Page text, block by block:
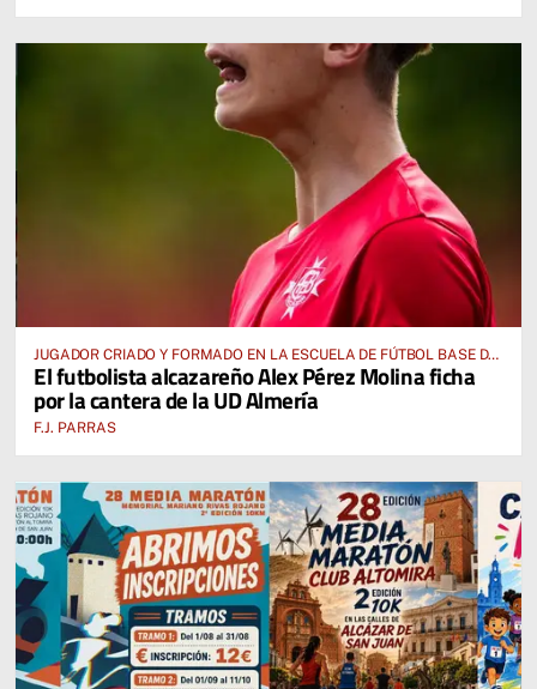
JUGADOR CRIADO Y FORMADO EN LA ESCUELA DE FÚTBOL BASE DE
ALCÁZAR DE SAN JUAN
El futbolista alcazareño Alex Pérez Molina ficha
por la cantera de la UD Almería
F.J. PARRAS